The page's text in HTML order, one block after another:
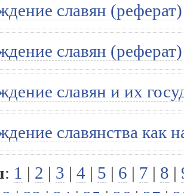
славян (реферат)
славян (реферат)
славян и их
славянства как
: 1 | 2 | 3 | 4 | 5 | 6 | 7 | 8 |